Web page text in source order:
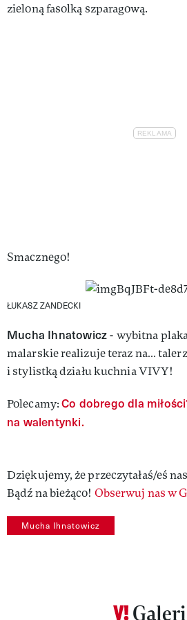
zieloną fasolką szparagową.
Smacznego!
ŁUKASZ ZANDECKI
Mucha Ihnatowicz - wybitna
malarskie realizuje teraz na…
i stylistką działu kuchnia VIVY!
Polecamy:Co dobrego dla
na walentynki.
Dziękujemy, że przeczytałaś/eś
Bądź na bieżąco! Obserwuj nas w
Mucha Ihnatowicz